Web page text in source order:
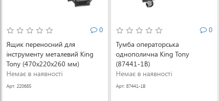
0
Ящик переносний для
інструменту металевий King
Tony (470х220х260 мм)
(87402)
Немає в наявності
Арт: 220685
0
Тумба операторська
однополична King Tony
(87441-1B)
Немає в наявності
Арт: 87441-1B